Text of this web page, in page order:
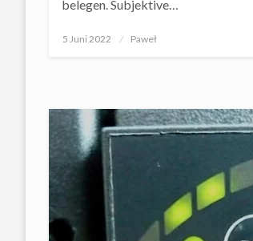
belegen. Subjektive…
Posted
5 Juni 2022 Paweł